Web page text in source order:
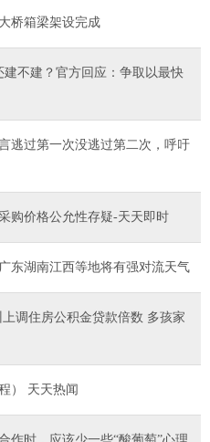
桥箱梁架设完成
不建？官方回应：争取以最快
逃过第一次没逃过第二次，呼吁
购价格公允性存疑-天天即时
东湖南江西等地将有强对流天气
调住房公积金贷款倍数 多孩家
） 天天热闻
作时，应该少一些“酸葡萄”心理